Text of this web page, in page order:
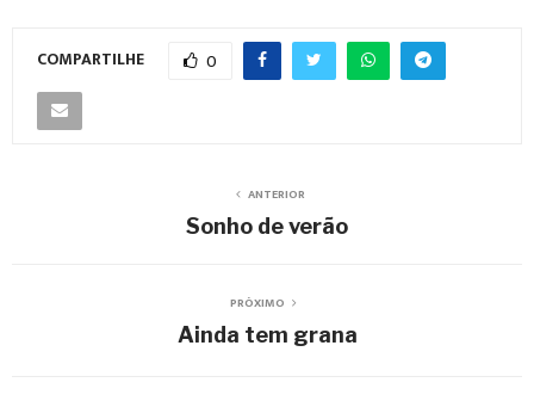
COMPARTILHE 0
ANTERIOR
Sonho de verão
PRÓXIMO
Ainda tem grana